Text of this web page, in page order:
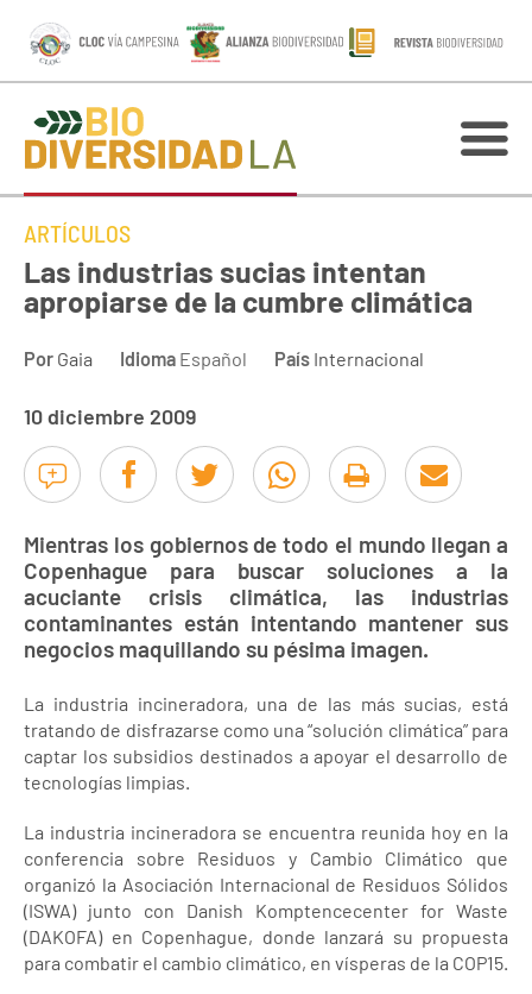
ARTÍCULOS
Las industrias sucias intentan
apropiarse de la cumbre climática
Por Gaia Idioma Español País Internacional
10 diciembre 2009
Mientras los gobiernos de todo el mundo llegan a
Copenhague para buscar soluciones a la
acuciante crisis climática, las industrias
contaminantes están intentando mantener sus
negocios maquillando su pésima imagen.
La industria incineradora, una de las más sucias, está
tratando de disfrazarse como una “solución climática” para
captar los subsidios destinados a apoyar el desarrollo de
tecnologías limpias.
La industria incineradora se encuentra reunida hoy en la
conferencia sobre Residuos y Cambio Climático que
organizó la Asociación Internacional de Residuos Sólidos
(ISWA) junto con Danish Komptencecenter for Waste
(DAKOFA) en Copenhague, donde lanzará su propuesta
para combatir el cambio climático, en vísperas de la COP15.